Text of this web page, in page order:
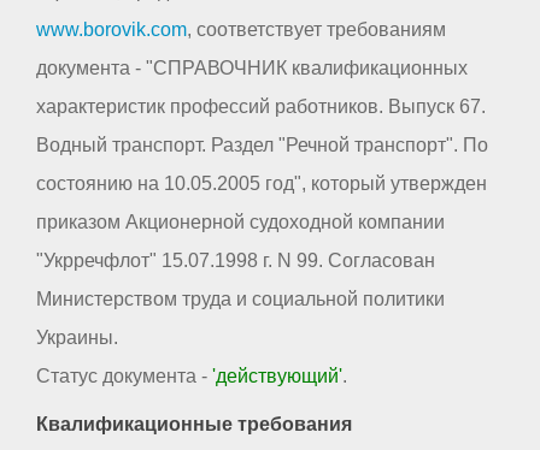
www.borovik.com, соответствует требованиям
документа - "СПРАВОЧНИК квалификационных
характеристик профессий работников. Выпуск 67.
Водный транспорт. Раздел "Речной транспорт". По
состоянию на 10.05.2005 год", который утвержден
приказом Акционерной судоходной компании
"Укрречфлот" 15.07.1998 г. N 99. Согласован
Министерством труда и социальной политики
Украины.
Статус документа - 'действующий'.
Квалификационные требования